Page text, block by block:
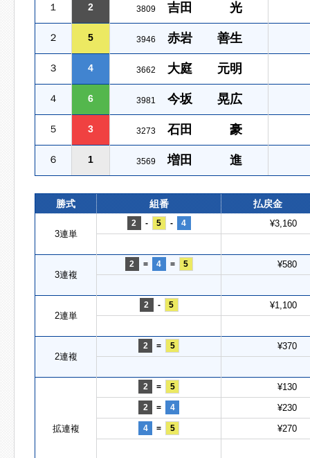
１ 2 3809 吉田 光
２ 5 3946 赤岩 善生
３ 4 3662 大庭 元明
４ 6 3981 今坂 晃広
５ 3 3273 石田 豪
６ 1 3569 増田 進
勝式 組番 払戻金
3連単
2 - 5 - 4 ¥3,160
3連複
2 = 4 = 5 ¥580
2連単
2 - 5 ¥1,100
2連複
2 = 5 ¥370
拡連複
2 = 5 ¥130
2 = 4 ¥230
4 = 5 ¥270